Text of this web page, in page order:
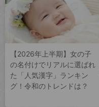
【2026年上半期】女の子
の名付けでリアルに選ばれ
た「人気漢字」ランキン
グ！令和のトレンドは？